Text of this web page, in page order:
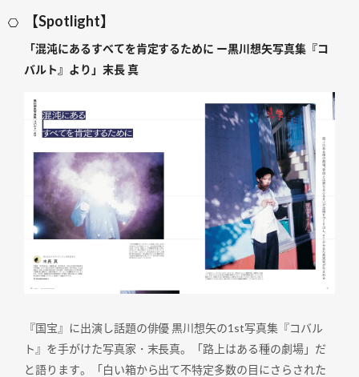
【Spotlight】
「混沌にあるすべてを肯定するために ー黒川想矢写真集『コ
バルト』より」末長 真
『国宝』に出演し話題の俳優 黒川想矢の1st写真集『コバル
ト』を手がけた写真家・末長真。「路上はある種の劇場」だ
と語ります。「白い箱から出て不特定多数の目にさらされた